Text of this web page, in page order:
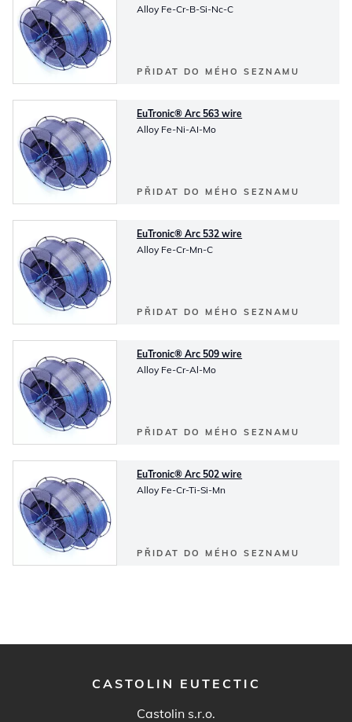
Alloy Fe-Cr-B-Si-Nc-C
PŘIDAT DO MÉHO SEZNAMU
EuTronic® Arc 563 wire
Alloy Fe-Ni-AI-Mo
PŘIDAT DO MÉHO SEZNAMU
EuTronic® Arc 532 wire
Alloy Fe-Cr-Mn-C
PŘIDAT DO MÉHO SEZNAMU
EuTronic® Arc 509 wire
Alloy Fe-Cr-Al-Mo
PŘIDAT DO MÉHO SEZNAMU
EuTronic® Arc 502 wire
Alloy Fe-Cr-Ti-Si-Mn
PŘIDAT DO MÉHO SEZNAMU
CASTOLIN EUTECTIC
Castolin s.r.o.